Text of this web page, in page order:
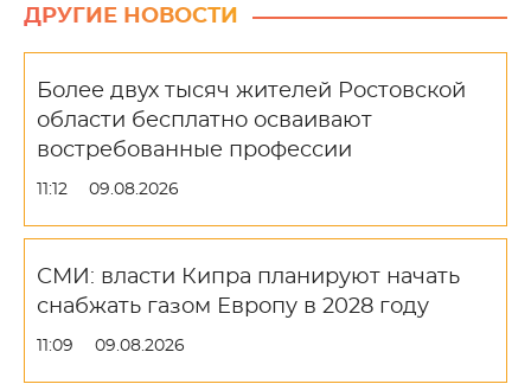
ДРУГИЕ НОВОСТИ
Более двух тысяч жителей Ростовской
области бесплатно осваивают
востребованные профессии
11:12 09.08.2026
СМИ: власти Кипра планируют начать
снабжать газом Европу в 2028 году
11:09 09.08.2026